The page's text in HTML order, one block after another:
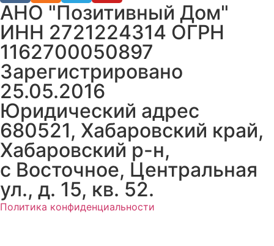
АНО "Позитивный Дом"
ИНН 2721224314 ОГРН
1162700050897
Зарегистрировано
25.05.2016
Юридический адрес
680521, Хабаровский край,
Хабаровский р-н,
с Восточное, Центральная
ул., д. 15, кв. 52.
Политика конфиденциальности